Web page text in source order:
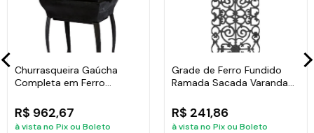
Churrasqueira Gaúcha
Completa em Ferro
R$ 962,67
à vista no Pix ou Boleto
Grade de Ferro Fundido
Ramada Sacada Varanda
R$ 241,86
à vista no Pix ou Boleto